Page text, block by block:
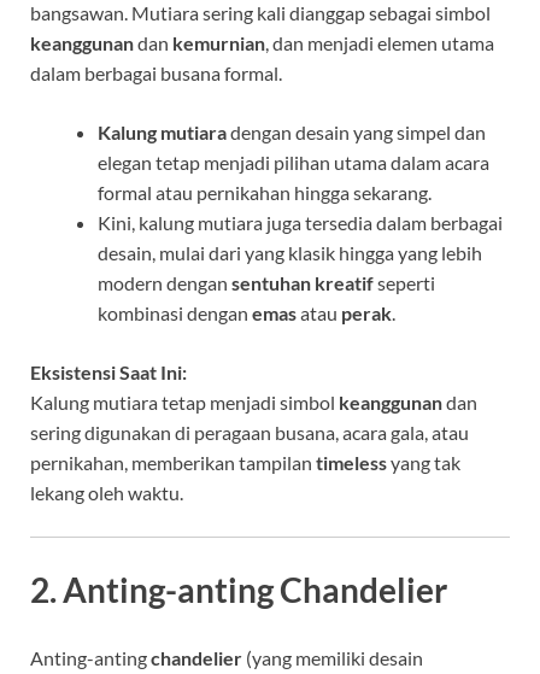
bangsawan. Mutiara sering kali dianggap sebagai simbol
keanggunandan kemurnian, dan menjadi elemen utama
dalam berbagai busana formal.
Kalung mutiaradengan desain yang simpel dan
elegan tetap menjadi pilihan utama dalam acara
formal atau pernikahan hingga sekarang.
Kini, kalung mutiara juga tersedia dalam berbagai
desain, mulai dari yang klasik hingga yang lebih
modern dengan sentuhan kreatifseperti
kombinasi dengan emasatau perak.
Eksistensi Saat Ini:
Kalung mutiara tetap menjadi simbol keanggunandan
sering digunakan di peragaan busana, acara gala, atau
pernikahan, memberikan tampilan timelessyang tak
lekang oleh waktu.
2. Anting-anting Chandelier
Anting-antingchandelier (yang memiliki desain